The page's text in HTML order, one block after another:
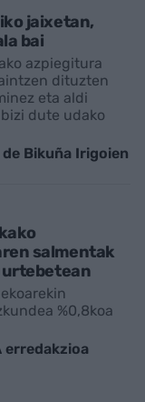
jaixetan,
bai
azpiegitura
dituzten
eta aldi
dute udako
Bikuña Irigoien
salmentak
urtebetean
%0,8koa
erredakzioa